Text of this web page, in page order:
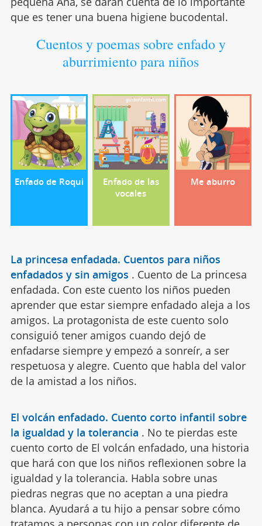
que es tener una buena higiene bucodental.
Cuentos y poemas sobre enfado y
aburrimiento para niños
Enfado de Roqui
Enfado de las
vocales
Me aburro
La princesa enfadada. Cuentos para niños
enfadados y sin amigos . Cuento de La princesa
enfadada. Con este cuento los niños pueden
aprender que estar siempre enfadado aleja a los
amigos. La protagonista de este cuento solo
consiguió tener amigos cuando dejó de
enfadarse siempre y empezó a sonreír, a ser
respetuosa y alegre. Cuento que habla del valor
de la amistad a los niños.
El volcán enfadado. Cuento corto infantil sobre
la igualdad y la tolerancia . No te pierdas este
cuento corto de El volcán enfadado, una historia
que hará con que los niños reflexionen sobre la
igualdad y la tolerancia. Habla sobre unas
piedras negras que no aceptan a una piedra
blanca. Ayudará a tu hijo a pensar sobre cómo